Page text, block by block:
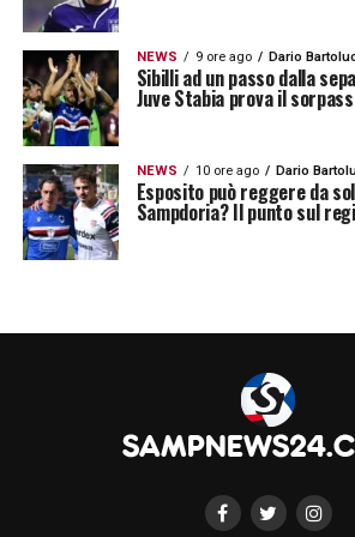
NEWS 9 ore ago Dario
Sibilli ad un passo dalla
Juve Stabia prova il
NEWS 10 ore ago Dario
Esposito può reggere da
Sampdoria? Il punto sul